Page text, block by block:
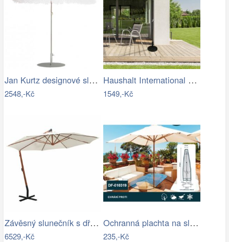
Jan Kurtz designové slunečníky Hawaii
2548,-Kč
Haushalt International Kovový slunečník…
1549,-Kč
Závěsný slunečník s dřevěnou tyčí Ø 350…
6529,-Kč
Ochranná plachta na slunečník 200-300 cm
235,-Kč